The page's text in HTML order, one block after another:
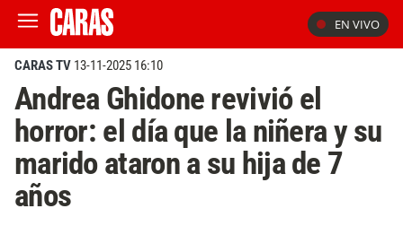
EN VIVO
CARAS TV 13-11-2025 16:10
Andrea Ghidone revivió el
horror: el día que la niñera y su
marido ataron a su hija de 7
años